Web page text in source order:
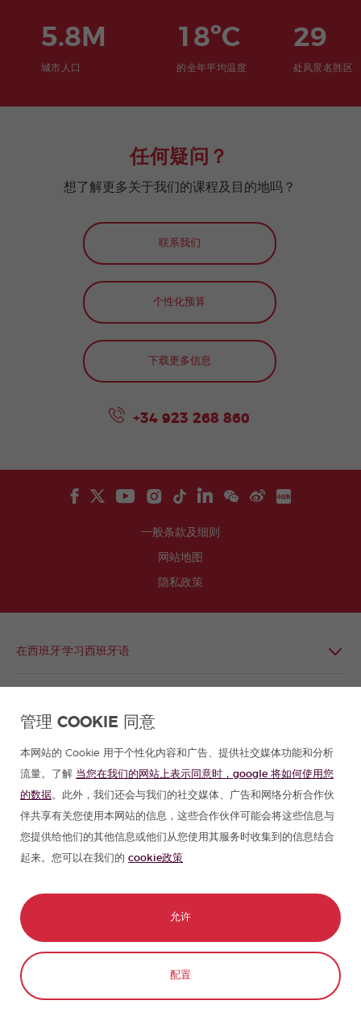
5.8M
城市人口
18ºC
的全年平均温度
29
处风景名胜区
任何疑问？
想了解更多关于我们的课程及目的地吗？
联系我们
个性化预算
下载更多信息
+34 923 268 860
一般条款及细则
网站地图
隐私政策
在西班牙学习西班牙语
西班牙语课程
西班牙夏令营
西班牙旅游指南
在拉丁美洲学习西班牙语
管理 COOKIE 同意
本网站的 Cookie 用于个性化内容和广告、提供社交媒体功能和分析
流量。了解 当您在我们的网站上表示同意时，google 将如何使用您
的数据。此外，我们还会与我们的社交媒体、广告和网络分析合作伙
伴共享有关您使用本网站的信息，这些合作伙伴可能会将这些信息与
您提供给他们的其他信息或他们从您使用其服务时收集到的信息结合
起来。您可以在我们的 cookie政策
配置
允许